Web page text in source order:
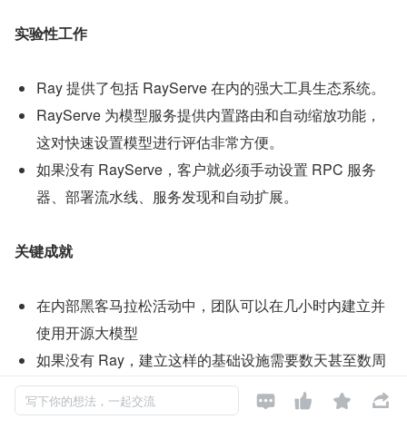
实验性工作
Ray 提供了包括 RayServe 在内的强大工具生态系统。
RayServe 为模型服务提供内置路由和自动缩放功能，
这对快速设置模型进行评估非常方便。
如果没有 RayServe，客户就必须手动设置 RPC 服务
器、部署流水线、服务发现和自动扩展。
关键成就
在内部黑客马拉松活动中，团队可以在几小时内建立并
使用开源大模型
如果没有 Ray，建立这样的基础设施需要数天甚至数周
时间
写下你的想法，一起交流    